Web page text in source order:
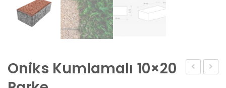
Oniks Kumlamalı 10×20